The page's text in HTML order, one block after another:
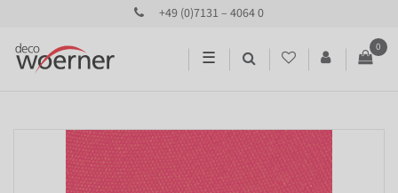
+49 (0)7131 – 4064 0
☰
0